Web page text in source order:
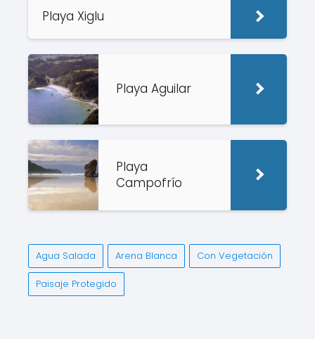
Playa Xiglu
Playa Aguilar
Playa
Campofrío
Agua Salada Arena Blanca Con Vegetación
Paisaje Protegido